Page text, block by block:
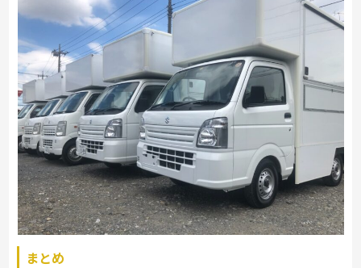
まとめ